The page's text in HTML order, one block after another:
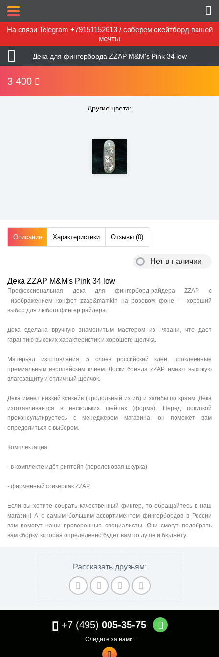
На связи Telegram +79151152613 / соберем скейтборд вашей
мечты
Дека для фингерборда ZZAP M&M's Pink 34 low
3 400
Другие цвета:
Описание Характеристики Отзывы (0)
Нет в наличии
Дека ZZAP M&M's Pink 34 low
Профессиональная дека для фингерборд-райдера ZZAP с
изображением конфет zzap&mamkin на розовом фоне — хороший
выбор для любого фингер райдера.
Дека сделана вручную знаменитым мастером из Рязани, что дает
гарантию высоких характеристик и хорошего щелчка.
Матерьял изготовления: 5 слоев российский клен, проклеенные
премиальным европейским клеем. Доски бренда ZZAP имеют высокую
влагозащиту и отличный щелчок.
Дека имеет низкий конкейв (продольный изгиб) и загибы по краям. Дека
изготавливается в нескольких шейпах (форма). Перед покупкой
проконсультируетесь с менеджером магазина, он поможет вам
определиться с выбором.
Комплектация:
- в комплекте идёт риптейп (поролоновая шкурка)
- фирменный стикерпак ZZAP.
Если вы хотите собрать качественный фингер, то обращайтесь в наш
магазин! А с самым большим ассортиментом фингербордов в России
вам помогут наши проверенные специалисты. Они смогут подобрать
вам сборку, которая определенно будет вам по душе и бюджету.
Рассказать друзьям:
+7 (495) 005-35-75
Следите за нами: